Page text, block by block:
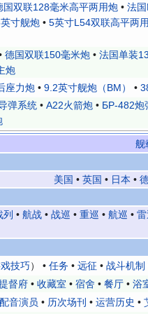
国双联128毫米高平两用炮 • 法
寸舰炮 • 5英寸L54双联高平两
德国双联150毫米炮 • 法国单装
炮
座力炮 • 9.2英寸舰炮（BM） •
弹系统 • A22火箭炮 • БР-482炮
舰
美国 • 英国 • 日本 •
列 • 航战 • 战巡 • 重巡 • 航巡 •
技巧） • 任务 • 远征 • 战斗机制
督府• 收藏室 • 宿舍 • 餐厅• 浴
音演员 • 历次场刊 • 运营历史 •